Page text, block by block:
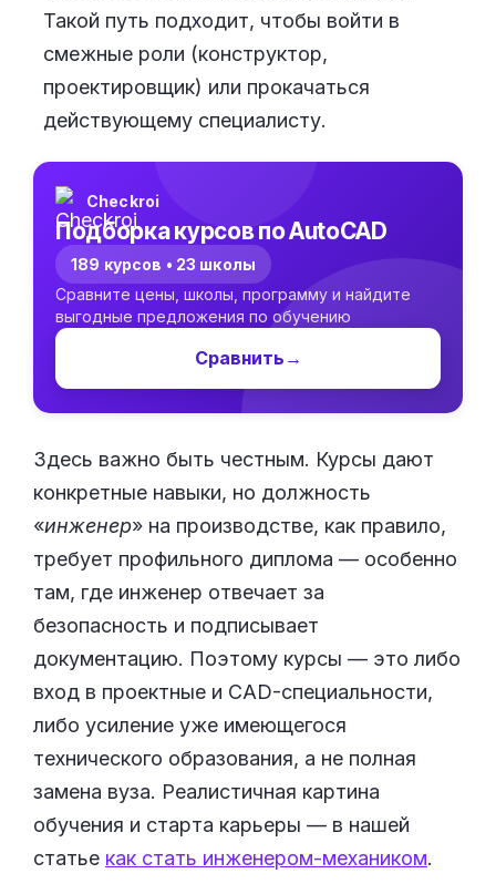
Такой путь подходит, чтобы войти в
смежные роли (конструктор,
проектировщик) или прокачаться
действующему специалисту.
Checkroi
Подборка курсов по AutoCAD
189 курсов • 23 школы
Сравните цены, школы, программу и найдите
выгодные предложения по обучению
Сравнить →
Здесь важно быть честным. Курсы дают
конкретные навыки, но должность
«инженер» на производстве, как правило,
требует профильного диплома — особенно
там, где инженер отвечает за
безопасность и подписывает
документацию. Поэтому курсы — это либо
вход в проектные и CAD-специальности,
либо усиление уже имеющегося
технического образования, а не полная
замена вуза. Реалистичная картина
обучения и старта карьеры — в нашей
статье как стать инженером-механиком.